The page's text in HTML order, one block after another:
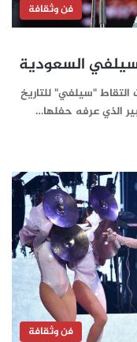
فن وثقافة
سيلفي السعودية
التقاط "سيلفي" للتاريخ
الذي عرفه حفلها…
فن وثقافة